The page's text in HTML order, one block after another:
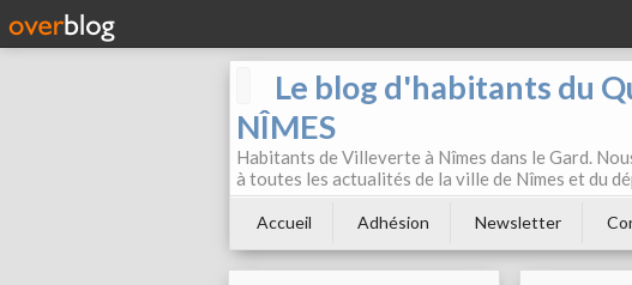
Le blog d'habitants du
NÎMES
Habitants de Villeverte à Nîmes dans le Gard.
à toutes les actualités de la ville de Nîmes et du
Accueil Adhésion Newsletter